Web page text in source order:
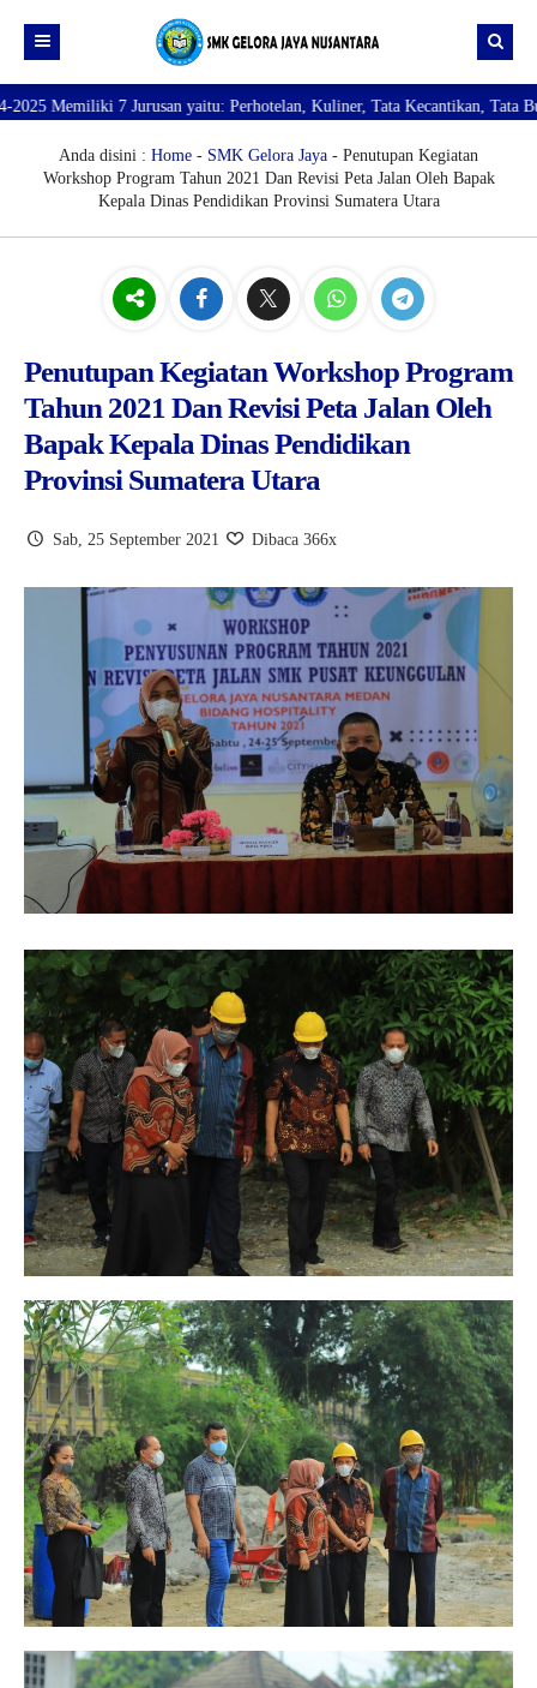
Beranda
Profil
PROFILE SEKOLAH
VISI dan MISI
DATA SISWA
DATA GURU
JURUSAN
Kuliner, Tata Kecantikan, Tata Busana, Teknik Komputer dan
Anda disini : Home - SMK Gelora Jaya - Penutupan Kegiatan
Workshop Program Tahun 2021 Dan Revisi Peta Jalan Oleh Bapak
Kepala Dinas Pendidikan Provinsi Sumatera Utara
Penutupan Kegiatan Workshop Program
Tahun 2021 Dan Revisi Peta Jalan Oleh
Bapak Kepala Dinas Pendidikan
Provinsi Sumatera Utara
Sab, 25 September 2021 Dibaca 366x